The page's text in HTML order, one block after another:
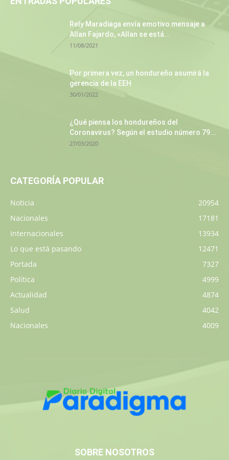
Rely Maradiaga envía emotivo mensaje a
Allan Fajardo, «Allan se está...
11/08/2021
Por primera vez, un hondureño asumirá la
gerencia de la EEH
30/01/2022
¿Qué piensa los hondureños del
Coronavirus? Según el estudio número 79...
27/03/2020
CATEGORÍA POPULAR
Noticia
20954
Nacionales
17181
Internacionales
13934
Lo que está pasando
12471
Portada
7327
Política
4999
Actualidad
4874
Salud
4042
Nacionales
4009
SOBRE NOSOTROS